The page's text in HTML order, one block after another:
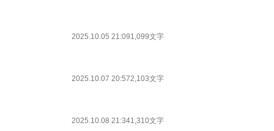
2025.10.05 21:091,099文字
2025.10.07 20:572,103文字
2025.10.08 21:341,310文字